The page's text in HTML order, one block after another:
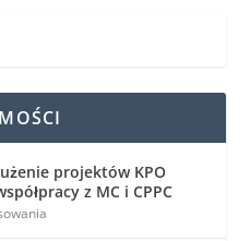
projektów KPO
z MC i CPPC